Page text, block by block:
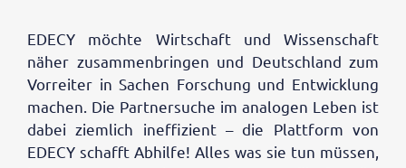
EDECY möchte Wirtschaft und Wissenschaft
näher zusammenbringen und Deutschland zum
Vorreiter in Sachen Forschung und Entwicklung
machen. Die Partnersuche im analogen Leben ist
dabei ziemlich ineffizient – die Plattform von
EDECY schafft Abhilfe! Alles was sie tun müssen,